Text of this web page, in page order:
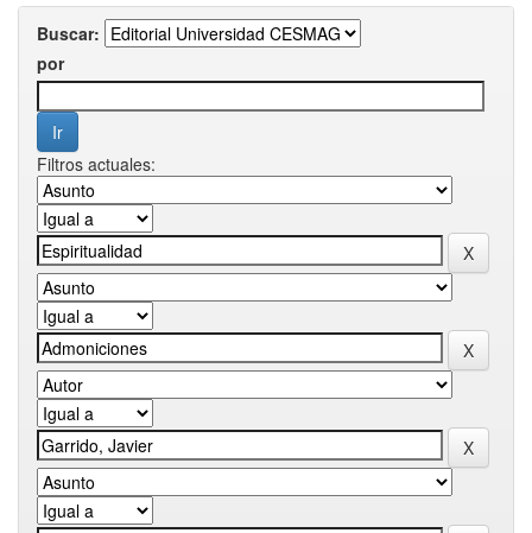
Buscar:
por
Filtros actuales: